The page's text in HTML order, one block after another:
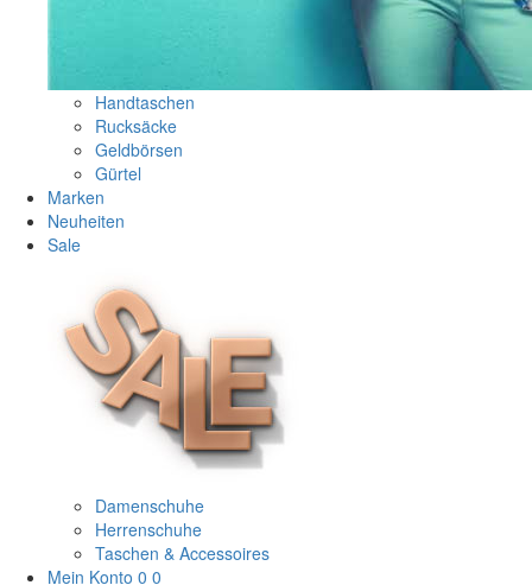
Handtaschen
Rucksäcke
Geldbörsen
Gürtel
Marken
Neuheiten
Sale
Damenschuhe
Herrenschuhe
Taschen & Accessoires
Mein Konto 0 0